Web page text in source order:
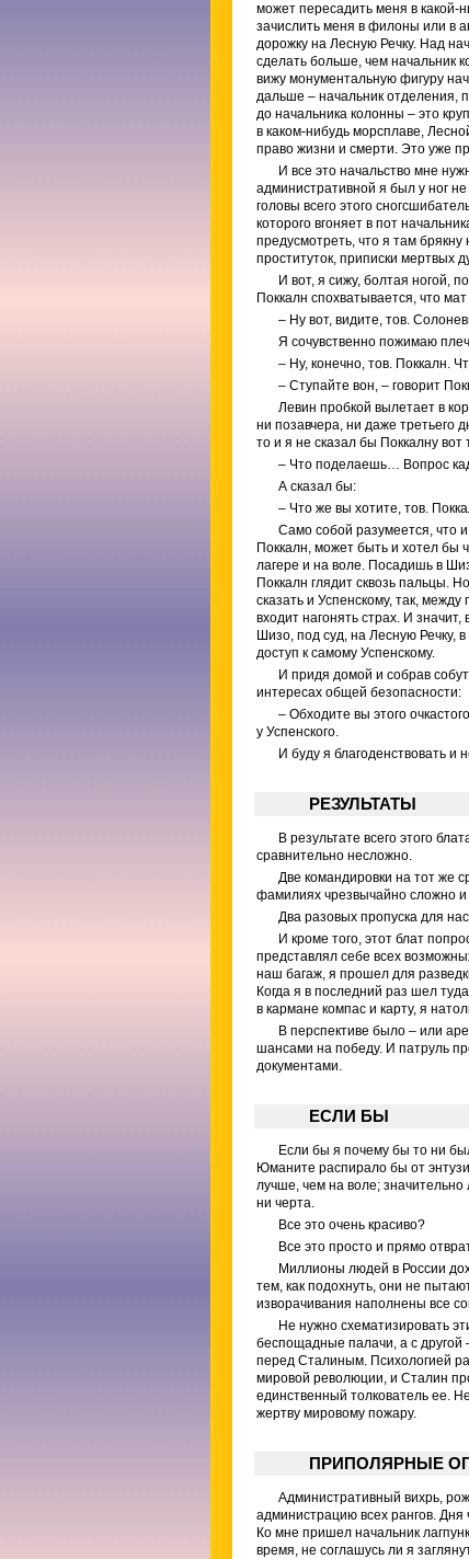
может пересадить меня в какой-
зачислить меня в филоны или в
дорожку на Лесную Речку. Над
сделать больше, чем начальник
вижу монументальную фигуру
дальше – начальник отделения,
до начальника колонны – это
в каком-нибудь морсплаве,
право жизни и смерти. Это уже
И все это начальство мне
административной я был у ног
головы всего этого
которого вгоняет в пот
предусмотреть, что я там
проституток, приписки мертвых
И вот, я сижу, болтая ногой,
Поккалн спохватывается, что
– Ну вот, видите, тов.
Я сочувственно пожимаю
– Ну, конечно, тов. Поккалн.
– Ступайте вон, – говорит
Левин пробкой вылетает в
ни позавчера, ни даже третьего
то и я не сказал бы Поккалну вот
– Что поделаешь… Вопрос
А сказал бы:
– Что же вы хотите, тов.
Само собой разумеется, что
Поккалн, может быть и хотел бы
лагере и на воле. Посадишь в
Поккалн глядит сквозь пальцы.
сказать и Успенскому, так,
входит нагонять страх. И
Шизо, под суд, на Лесную Речку,
доступ к самому Успенскому.
И придя домой и собрав
интересах общей безопасности:
– Обходите вы этого
у Успенского.
И буду я благоденствовать и
РЕЗУЛЬТАТЫ
В результате всего этого
сравнительно несложно.
Две командировки на тот же
фамилиях чрезвычайно сложно и
Два разовых пропуска для
И кроме того, этот блат
представлял себе всех
наш багаж, я прошел для
Когда я в последний раз шел
в кармане компас и карту, я
В перспективе было – или
шансами на победу. И патруль
документами.
ЕСЛИ БЫ
Если бы я почему бы то ни
Юманите распирало бы от
лучше, чем на воле;
ни черта.
Все это очень красиво?
Все это просто и прямо
Миллионы людей в России
тем, как подохнуть, они не
изворачивания наполнены все
Не нужно схематизировать
беспощадные палачи, а с другой
перед Сталиным. Психологией
мировой революции, и Сталин
единственный толкователь ее.
жертву мировому пожару.
ПРИПОЛЯРНЫЕ
Административный вихрь,
администрацию всех рангов.
Ко мне пришел начальник
время, не соглашусь ли я